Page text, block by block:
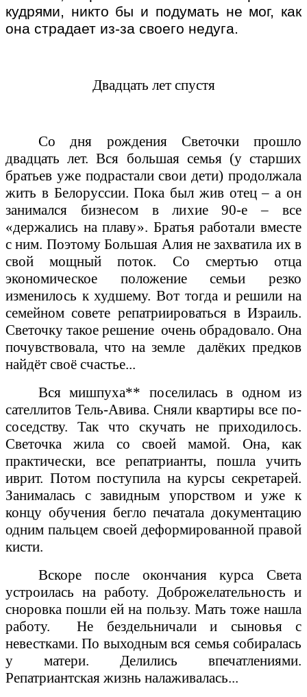
кудрями, никто бы и подумать не мог, как
она страдает из-за своего недуга.
Двадцать лет спустя
Со дня рождения Светочки прошло
двадцать лет. Вся большая семья (у старших
братьев уже подрастали свои дети) продолжала
жить в Белоруссии. Пока был жив отец – а он
занимался бизнесом в лихие 90-е – все
«держались на плаву». Братья работали вместе
с ним. Поэтому Большая Алия не захватила их в
свой мощный поток. Со смертью отца
экономическое положение семьи резко
изменилось к худшему. Вот тогда и решили на
семейном совете репатриироваться в Израиль.
Светочку такое решение очень обрадовало. Она
почувствовала, что на земле
далёких предков
найдёт своё счастье...
Вся мишпуха** поселилась в одном из
сателлитов Тель-Авива. Сняли квартиры все по-
соседству. Так что скучать не приходилось.
Светочка жила со своей мамой. Она, как
практически, все репатрианты, пошла учить
иврит. Потом поступила на курсы секретарей.
Занималась с завидным упорством и уже к
концу обучения бегло печатала документацию
одним пальцем своей деформированной правой
кисти.
Вскоре после окончания курса Света
устроилась на работу. Доброжелательность и
сноровка пошли ей на пользу. Мать тоже нашла
работу.
Не бездельничали и сыновья с
невестками. По выходным вся семья собиралась
у матери. Делились впечатлениями.
Репатриантская жизнь налаживалась...